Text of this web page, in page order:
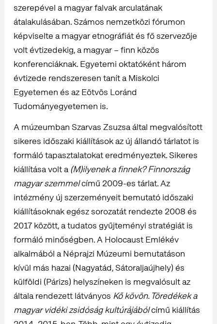
szerepével a magyar falvak arculatának
átalakulásában. Számos nemzetközi fórumon
képviselte a magyar etnográfiát és fő szervezője
volt évtizedekig, a magyar – finn közös
konferenciáknak. Egyetemi oktatóként három
évtizede rendszeresen tanít a Miskolci
Egyetemen és az Eötvös Loránd
Tudományegyetemen is.
A múzeumban Szarvas Zsuzsa által megvalósított
sikeres időszaki kiállítások az új állandó tárlatot is
formáló tapasztalatokat eredményeztek. Sikeres
kiállítása volt a(M)ilyenek a finnek? Finnország
magyar szemmelcímű 2009-es tárlat. Az
intézmény új szerzeményeit bemutató időszaki
kiállításoknak egész sorozatát rendezte 2008 és
2017 között, a tudatos gyűjteményi stratégiát is
formáló minőségben. A Holocaust Emlékév
alkalmából a Néprajzi Múzeumi bemutatáson
kívül más hazai (Nagyatád, Sátoraljaújhely) és
külföldi (Párizs) helyszíneken is megvalósult az
általa rendezett látványos Kő kövön. Töredékek a
magyar vidéki zsidóság kultúrájábólcímű kiállítás